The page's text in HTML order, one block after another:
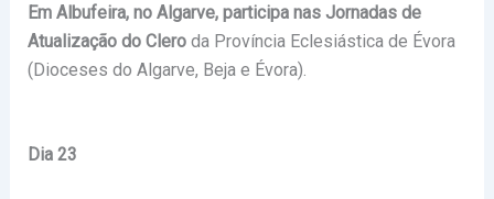
Em Albufeira, no Algarve, participa nas Jornadas de
Atualização do Clero da Província Eclesiástica de Évora
(Dioceses do Algarve, Beja e Évora).
Dia 23